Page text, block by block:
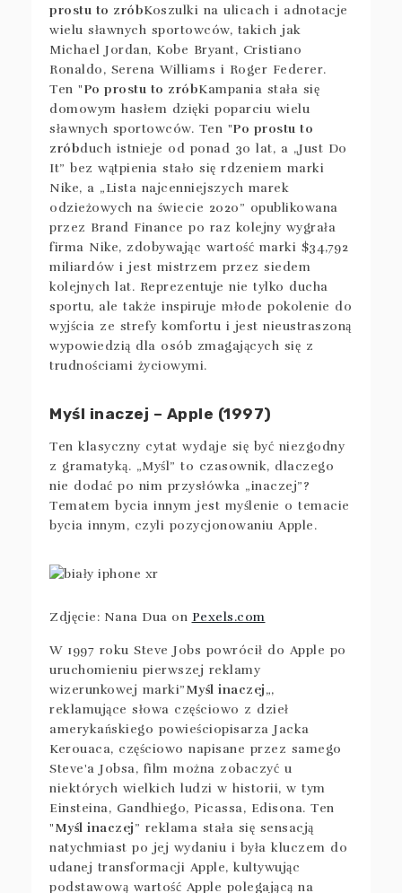
prostu to zróbKoszulki na ulicach i adnotacje
wielu sławnych sportowców, takich jak
Michael Jordan, Kobe Bryant, Cristiano
Ronaldo, Serena Williams i Roger Federer.
Ten "Po prostu to zróbKampania stała się
domowym hasłem dzięki poparciu wielu
sławnych sportowców. Ten "Po prostu to
zróbduch istnieje od ponad 30 lat, a „Just Do
It” bez wątpienia stało się rdzeniem marki
Nike, a „Lista najcenniejszych marek
odzieżowych na świecie 2020” opublikowana
przez Brand Finance po raz kolejny wygrała
firma Nike, zdobywając wartość marki $34,792
miliardów i jest mistrzem przez siedem
kolejnych lat. Reprezentuje nie tylko ducha
sportu, ale także inspiruje młode pokolenie do
wyjścia ze strefy komfortu i jest nieustraszoną
wypowiedzią dla osób zmagających się z
trudnościami życiowymi.
Myśl inaczej – Apple (1997)
Ten klasyczny cytat wydaje się być niezgodny
z gramatyką. „Myśl” to czasownik, dlaczego
nie dodać po nim przysłówka „inaczej”?
Tematem bycia innym jest myślenie o temacie
bycia innym, czyli pozycjonowaniu Apple.
Zdjęcie: Nana Dua on Pexels.com
W 1997 roku Steve Jobs powrócił do Apple po
uruchomieniu pierwszej reklamy
wizerunkowej marki”Myśl inaczej„,
reklamujące słowa częściowo z dzieł
amerykańskiego powieściopisarza Jacka
Kerouaca, częściowo napisane przez samego
Steve'a Jobsa, film można zobaczyć u
niektórych wielkich ludzi w historii, w tym
Einsteina, Gandhiego, Picassa, Edisona. Ten
"Myśl inaczej” reklama stała się sensacją
natychmiast po jej wydaniu i była kluczem do
udanej transformacji Apple, kultywując
podstawową wartość Apple polegającą na